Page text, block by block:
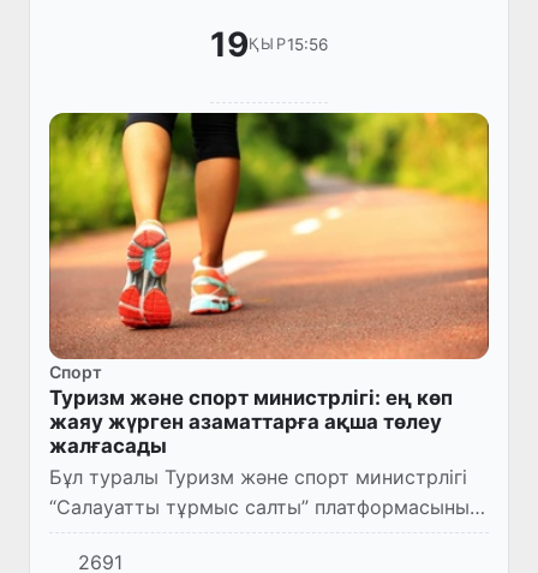
19ҚЫР15:56
Спорт
Туризм және спорт министрлігі: ең көп
жаяу жүрген азаматтарға ақша төлеу
жалғасады
Бұл туралы Туризм және спорт министрлігі
“Салауатты тұрмыс салты” платформасының
қызметі тоқтағанына қатысты хабарлардың
негізсіз екендігі бойынша осы мазмұнда
2691